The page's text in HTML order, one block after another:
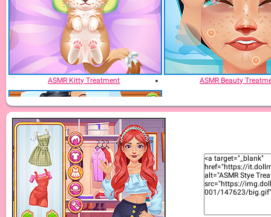
ASMR Kitty Treatment ASMR Beauty
ASMR Beauty Japanese Spa